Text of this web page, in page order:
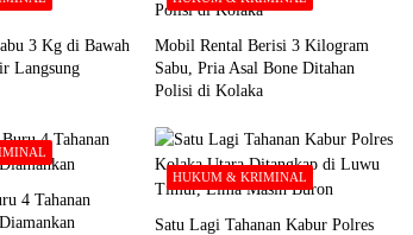
3 Kg di Bawah
Langsung
Mobil Rental Berisi 3 Kilogram
Sabu, Pria Asal Bone Ditahan
Polisi di Kolaka
4 Tahanan
HUKUM & KRIMINAL
Satu Lagi Tahanan Kabur Polres